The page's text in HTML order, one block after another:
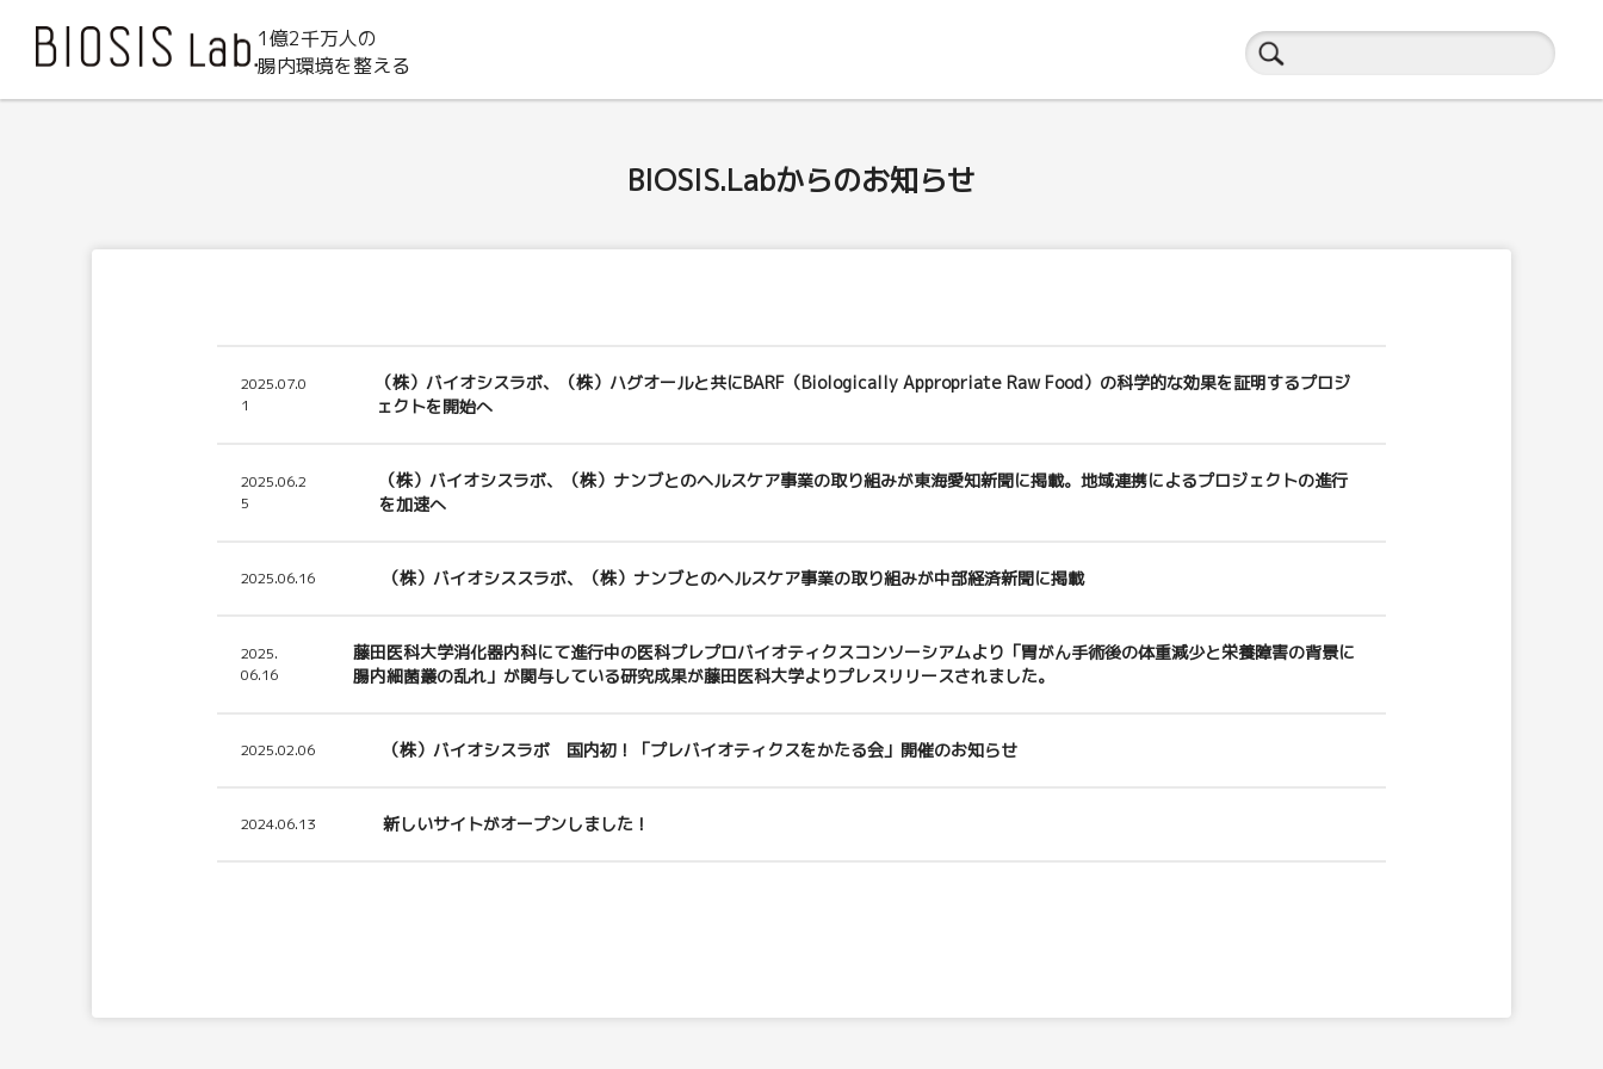
1億2千万人の
腸内環境を整える
BIOSIS.Labからのお知らせ
2025.07.0
1
（株）バイオシスラボ、（株）ハグオールと共にBARF（Biologically Appropriate Raw Food）の科学的な効果を証明するプロジ
ェクトを開始へ
2025.06.2
5
（株）バイオシスラボ、（株）ナンブとのヘルスケア事業の取り組みが東海愛知新聞に掲載。地域連携によるプロジェクトの進行
を加速へ
2025.06.16 （株）バイオシススラボ、（株）ナンブとのヘルスケア事業の取り組みが中部経済新聞に掲載
2025.
06.16
藤田医科大学消化器内科にて進行中の医科プレプロバイオティクスコンソーシアムより「胃がん手術後の体重減少と栄養障害の背景に
腸内細菌叢の乱れ」が関与している研究成果が藤田医科大学よりプレスリリースされました。
2025.02.06 （株）バイオシスラボ 国内初！「プレバイオティクスをかたる会」開催のお知らせ
2024.06.13 新しいサイトがオープンしました！